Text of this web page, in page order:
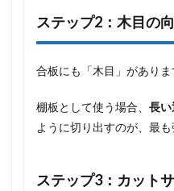
ステップ2：木目の
合板にも「木目」がありま
棚板として使う場合、 長
ように切り出すのが、最
ステップ3：カット